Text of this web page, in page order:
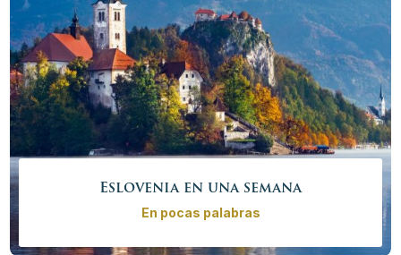
Eslovenia en una semana
En pocas palabras
Descubre la diversidad de Eslovenia en este tour de